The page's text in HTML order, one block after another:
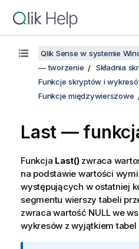
Qlik Sense w systemie
— tworzenie
Składnia
Funkcje skryptów i
Funkcje międzywierszowe
Last —
Funkcja Last()zwraca
na podstawie wartości
występujących w ostatniej
segmentu wierszy tabeli
zwraca wartość NULLwe
wykresów z wyjątkiem